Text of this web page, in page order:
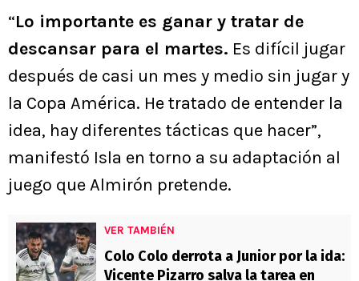
“Lo importante es ganar y tratar de
descansar para el martes. Es difícil jugar
después de casi un mes y medio sin jugar y
la Copa América. He tratado de entender la
idea, hay diferentes tácticas que hacer”,
manifestó Isla en torno a su adaptación al
juego que Almirón pretende.
VER TAMBIÉN
Colo Colo derrota a Junior por la ida:
Vicente Pizarro salva la tarea en